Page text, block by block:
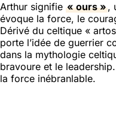
Arthur signifie « ours »,
évoque la force, le
Dérivé du celtique «
porte l’idée de guerrier
dans la mythologie
bravoure et le
la force inébranlable.